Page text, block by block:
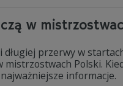
w
długiej przerwy w
Polski.
informacje.